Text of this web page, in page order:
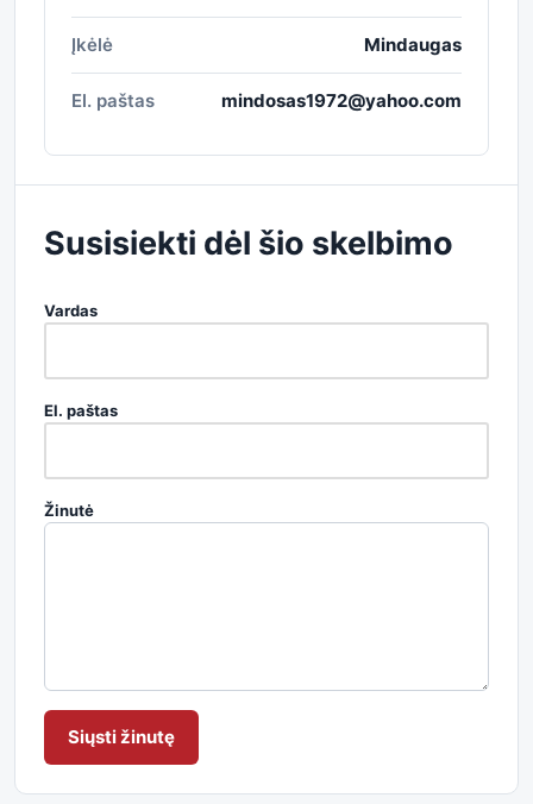
Įkėlė Mindaugas
El. paštas mindosas1972@yahoo.com
Susisiekti dėl šio skelbimo
Vardas
El. paštas
Žinutė
Siųsti žinutę